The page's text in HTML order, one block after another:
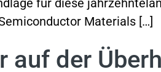
Materials […]
auf der